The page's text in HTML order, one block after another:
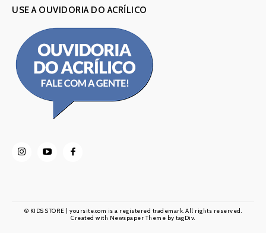
USE A OUVIDORIA DO ACRÍLICO
© KIDS STORE | yoursite.com is a registered trademark. All rights reserved.
Created with Newspaper Theme by tagDiv.